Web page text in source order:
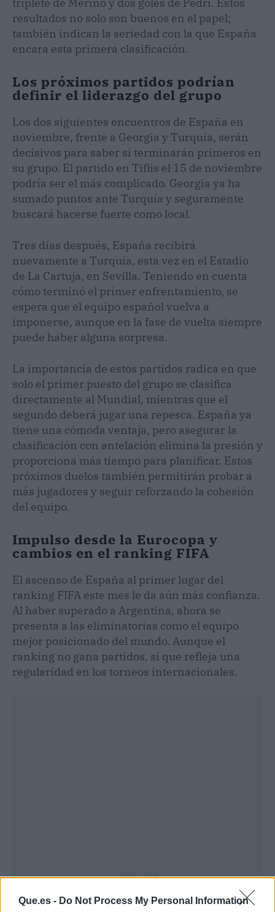
Que.es - Do Not Process My Personal Information
resultados no solo son buenos en el papel;
también indican la seriedad con la que España
encara esta primera clasificación.
Los próximos partidos podrían
definir el liderazgo del grupo
Los dos siguientes encuentros de España en
noviembre, frente a Georgia y Turquía, serán
decisivos para saber si terminarán primeros en
su grupo. El partido en Tiflis el 15 de noviembre
podría ser el más complicado. Georgia ya ha
sumado puntos ante Turquía y seguramente
buscará hacerse fuerte como local.
Tres días después, España recibirá
nuevamente a Turquía, esta vez en el Estadio
de La Cartuja, en Sevilla. Teniendo en cuenta
cómo terminó el primer enfrentamiento, se
espera que el equipo español vuelva a
imponerse, aunque en la fase de vuelta siempre
puede haber alguna sorpresa.
La importancia de estos partidos radica en que
solo el primer puesto del grupo se clasifica
directamente al Mundial, mientras que el
segundo deberá jugar una repesca. España ya
tiene una cómoda ventaja, pero asegurar la
clasificación con antelación elimina la presión y
proporciona más tiempo para planificar. Estos
próximos duelos también permitirán probar a
más jugadores y seguir reforzando la cohesión
del equipo.
Impulso desde la Eurocopa y
cambios en el ranking FIFA
El ascenso de España al primer lugar del
ranking FIFA este mes le da aún más confianza.
Al haber superado a Argentina, ahora se
presenta a las eliminatorias como el equipo
mejor posicionado del mundo. Aunque el
ranking no gana partidos, sí que refleja una
regularidad en los torneos internacionales.
Publicidad